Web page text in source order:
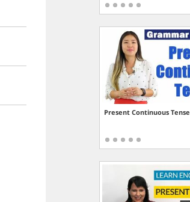
Present Continuous Tense